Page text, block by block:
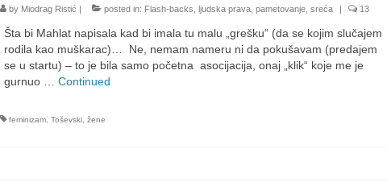
by Miodrag Ristić | posted in: Flash-backs ljudska prava, pametovanje, sreća | 13
Šta bi Mahlat napisala kad bi imala tu malu „grešku“ (da se kojim slučajem
rodila kao muškarac)… Ne, nemam nameru ni da pokušavam (predajem
se u startu) – to je bila samo početna asocijacija, onaj „klik“ koje me je
gurnuo … Continued
feminizam, Toševski, žene